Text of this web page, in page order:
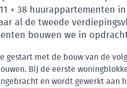
+ 38 huurappartementen
al de tweede
bouwen we in
gestart met de bouw van de
Bij de eerste
en wordt gewerkt aan